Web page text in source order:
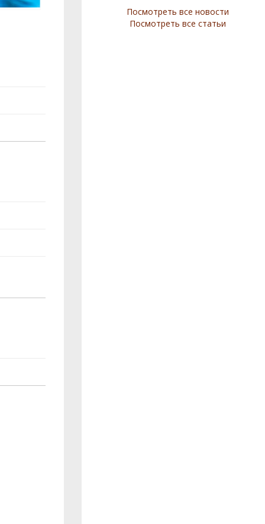
Посмотреть все новости
Посмотреть все статьи